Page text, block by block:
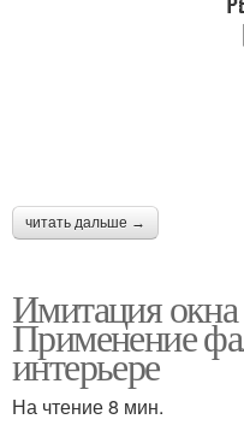
читать дальше →
Имитация окна
Применение
интерьере
На чтение 8 мин.